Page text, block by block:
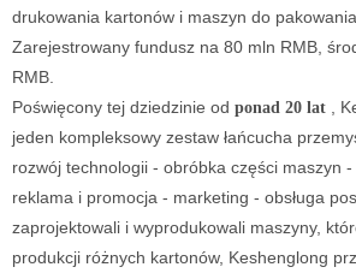
drukowania kartonów i maszyn do
Zarejestrowany fundusz na 80 mln RMB,
RMB.
Poświęcony tej dziedzinie od ponad 20 lat
,
jeden kompleksowy zestaw łańcucha
rozwój technologii - obróbka części maszyn
reklama i promocja - marketing - obsługa
zaprojektowali i wyprodukowali maszyny,
produkcji różnych kartonów, Keshenglong